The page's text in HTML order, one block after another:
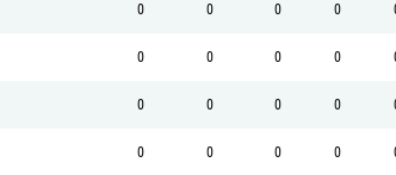
0 0 0 0
0 0 0 0
0 0 0 0
0 0 0 0